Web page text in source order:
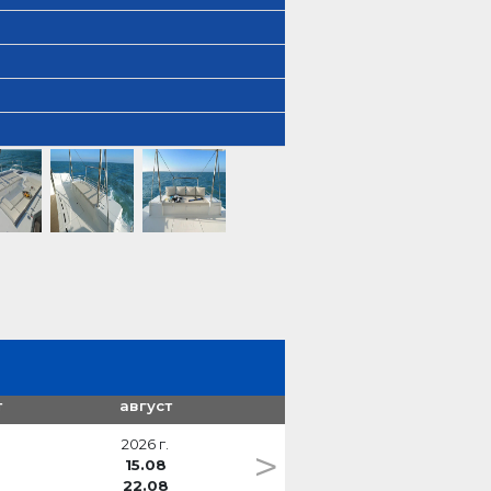
август
2026 г.
15.08
22.08
>